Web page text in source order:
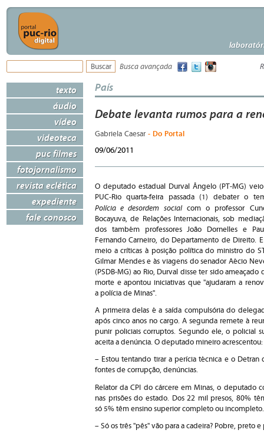
Busca avançada
texto
áudio
vídeo
videoteca
puc filmes
fotojornalismo
revista eclética
expediente
fale conosco
País
Debate levanta rumos para a
Gabriela Caesar - Do Portal
09/06/2011
O deputado estadual Durval Ângelo (PT-MG)
PUC-Rio quarta-feira passada (1) debater o
Polícia e desordem socialcom o professor
Bocayuva, de Relações Internacionais, sob
dos também professores João Dornelles e
Fernando Carneiro, do Departamento de Direito.
meio a críticas à posição política do ministro do
Gilmar Mendes e às viagens do senador Aécio
(PSDB-MG) ao Rio, Durval disse ter sido ameaçado
morte e apontou iniciativas que "ajudaram a
a polícia de Minas".
A primeira delas é a saída compulsória do
após cinco anos no cargo. A segunda remete à
punir policiais corruptos. Segundo ele, o policial
aceita a denúncia. O deputado mineiro acrescentou:
– Estou tentando tirar a perícia técnica e o
fontes de corrupção, denúncias.
Relator da CPI do cárcere em Minas, o deputado
nas prisões do estado. Dos 22 mil presos, 80%
só 5% têm ensino superior completo ou
– Só os três "pês" vão para a cadeira? Pobre, preto